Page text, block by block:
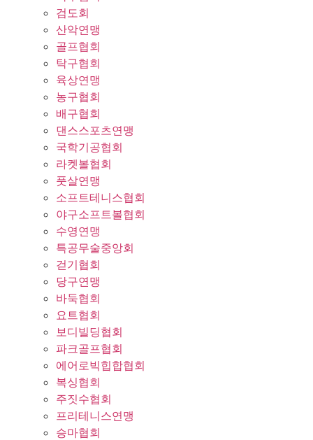
검도회
산악연맹
골프협회
탁구협회
육상연맹
농구협회
배구협회
댄스스포츠연맹
국학기공협회
라켓볼협회
풋살연맹
소프트테니스협회
야구소프트볼협회
수영연맹
특공무술중앙회
걷기협회
당구연맹
바둑협회
요트협회
보디빌딩협회
파크골프협회
에어로빅힙합협회
복싱협회
주짓수협회
프리테니스연맹
승마협회